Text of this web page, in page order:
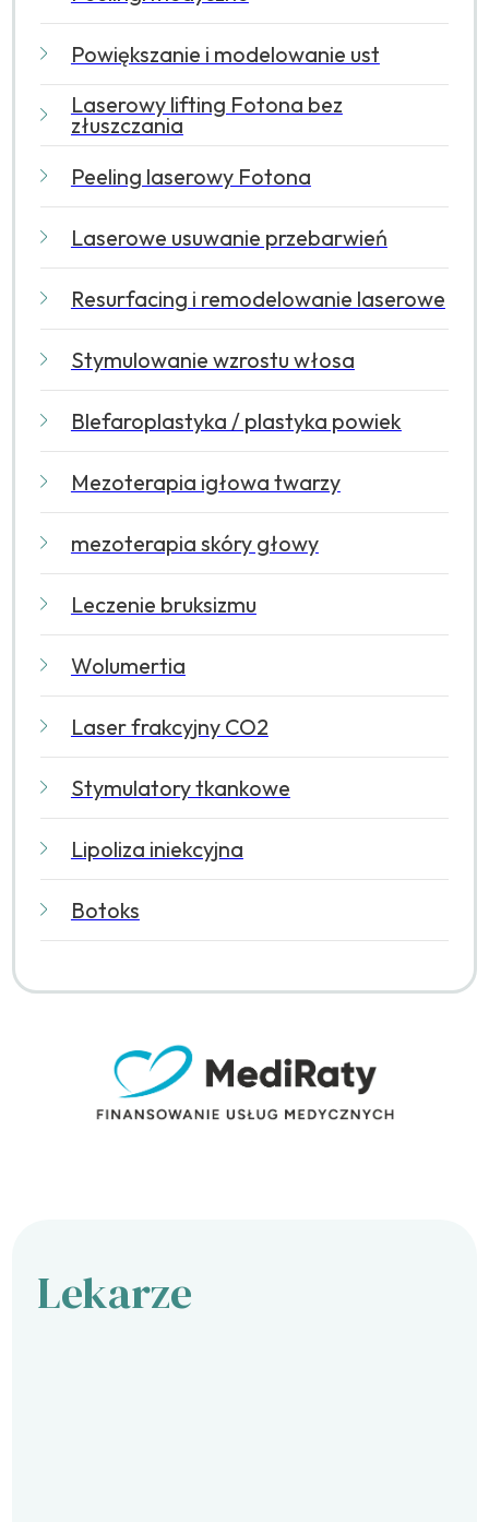
Powiększanie i modelowanie ust
Laserowy lifting Fotona bez
złuszczania
Peeling laserowy Fotona
Laserowe usuwanie przebarwień
Resurfacing i remodelowanie laserowe
Stymulowanie wzrostu włosa
Blefaroplastyka / plastyka powiek
Mezoterapia igłowa twarzy
mezoterapia skóry głowy
Leczenie bruksizmu
Wolumertia
Laser frakcyjny CO2
Stymulatory tkankowe
Lipoliza iniekcyjna
Botoks
Lekarze